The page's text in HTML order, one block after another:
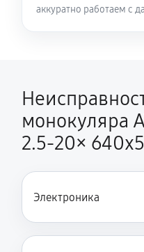
аккуратно работаем с
монокуляра
2.5‑20×
Электроника